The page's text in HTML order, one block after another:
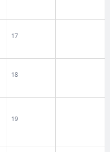
17
18
19